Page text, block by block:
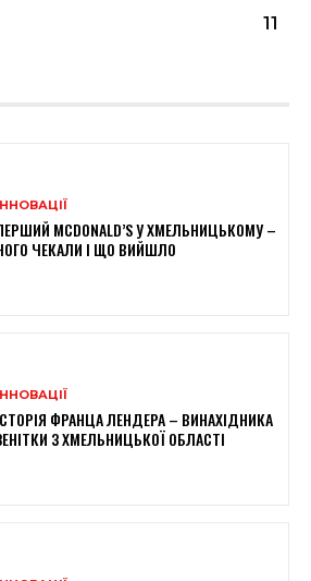
11
MCDONALD’S У ХМЕЛЬНИЦЬКОМУ –
ЧЕКАЛИ І ЩО ВИЙШЛО
ФРАНЦА ЛЕНДЕРА – ВИНАХІДНИКА
З ХМЕЛЬНИЦЬКОЇ ОБЛАСТІ